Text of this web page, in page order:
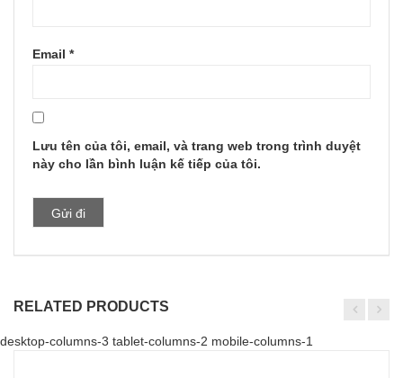
Email *
Lưu tên của tôi, email, và trang web trong trình duyệt
này cho lần bình luận kế tiếp của tôi.
RELATED PRODUCTS
desktop-columns-3 tablet-columns-2 mobile-columns-1